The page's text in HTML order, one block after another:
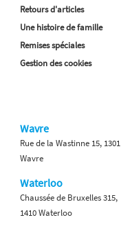
Retours d'articles
Une histoire de famille
Remises spéciales
Gestion des cookies
Wavre
Rue de la Wastinne 15, 1301
Wavre
Waterloo
Chaussée de Bruxelles 315,
1410 Waterloo